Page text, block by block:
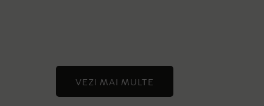
VEZI MAI MULTE